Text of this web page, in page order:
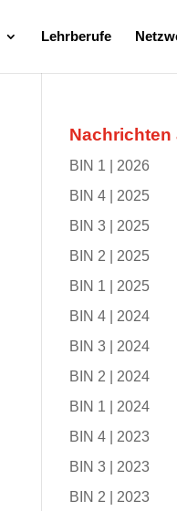
Lehrberufe
Nachrichten
BIN 1 | 2026
BIN 4 | 2025
BIN 3 | 2025
BIN 2 | 2025
BIN 1 | 2025
BIN 4 | 2024
BIN 3 | 2024
BIN 2 | 2024
BIN 1 | 2024
BIN 4 | 2023
BIN 3 | 2023
BIN 2 | 2023